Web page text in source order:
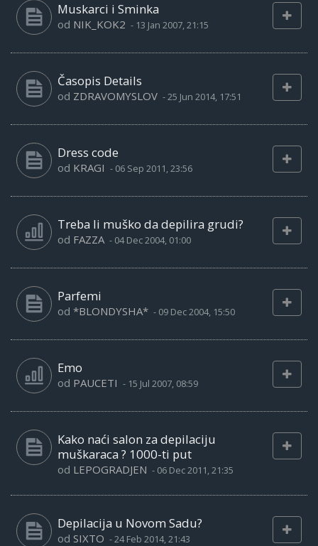
Muskarci i Sminka
od NIK_KOK2 - 13 Jan 2007, 21:15
Časopis Details
od ZDRAVOMYSLOV -25 Jun 2014, 17:51
Dress code
od KRAGI - 06 Sep 2011, 23:56
Treba li muško da depilira grudi?
od FAZZA - 04 Dec 2004, 01:00
Parfemi
od *BLONDYSHA* - 09 Dec 2004, 15:50
Emo
od PAUCETI - 15 Jul 2007, 08:59
Kako naći salon za depilaciju
muškaraca ? 1000-ti put
od LEPOGRADJEN - 06 Dec 2011, 21:35
Depilacija u Novom Sadu?
od SIXTO -24 Feb 2014, 21:43